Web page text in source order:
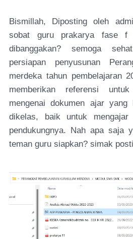
Bismillah, Diposting oleh
sobat guru prakarya fase
dibanggakan? semoga
persiapan penyusunan
merdeka tahun pembelajaran
memberikan referensi
mengenai dokumen ajar
dikelas, baik untuk mengajar
pendukungnya. Nah apa saja
teman guru siapkan? simak